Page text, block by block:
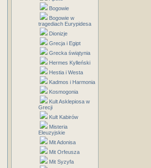
Bogowie
Bogowie w
tragediach Eurypidesa
Dionizje
Grecja i Egipt
Grecka świątynia
Hermes Kylleński
Hestia i Westa
Kadmos i Harmonia
Kosmogonia
Kult Asklepiosa w
Grecji
Kult Kabirów
Misteria
Eleuzyjskie
Mit Adonisa
Mit Orfeusza
Mit Syzyfa